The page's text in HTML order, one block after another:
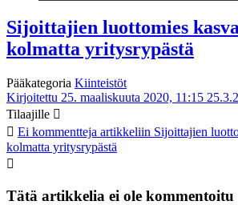
Sijoittajien luottomies
kolmatta yritysrypästä
Pääkategoria Kiinteistöt
Kirjoitettu 25. maaliskuuta 2020, 11:15
Tilaajille
Ei kommentteja artikkeliin Sijoittajien
kolmatta yritysrypästä
Tätä artikkelia ei ole kommentoitu